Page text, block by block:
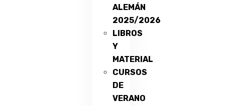
ALEMÁN
2025/2026
LIBROS
Y
MATERIAL
CURSOS
DE
VERANO